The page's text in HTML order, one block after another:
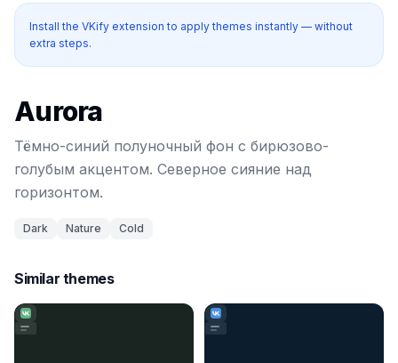
Aurora
Тёмно-синий полуночный фон с бирюзово-
голубым акцентом. Северное сияние над
горизонтом.
Dark Nature Cold
Similar themes
Install the VKify extension to apply themes instantly — without
extra steps.